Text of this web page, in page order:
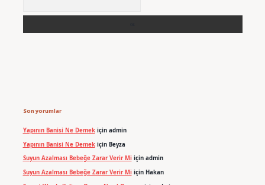
Son yorumlar
Yapının Banisi Ne Demekiçin admin
Yapının Banisi Ne Demekiçin Beyza
Suyun Azalması Bebeğe Zarar Verir Miiçin admin
Suyun Azalması Bebeğe Zarar Verir Miiçin Hakan